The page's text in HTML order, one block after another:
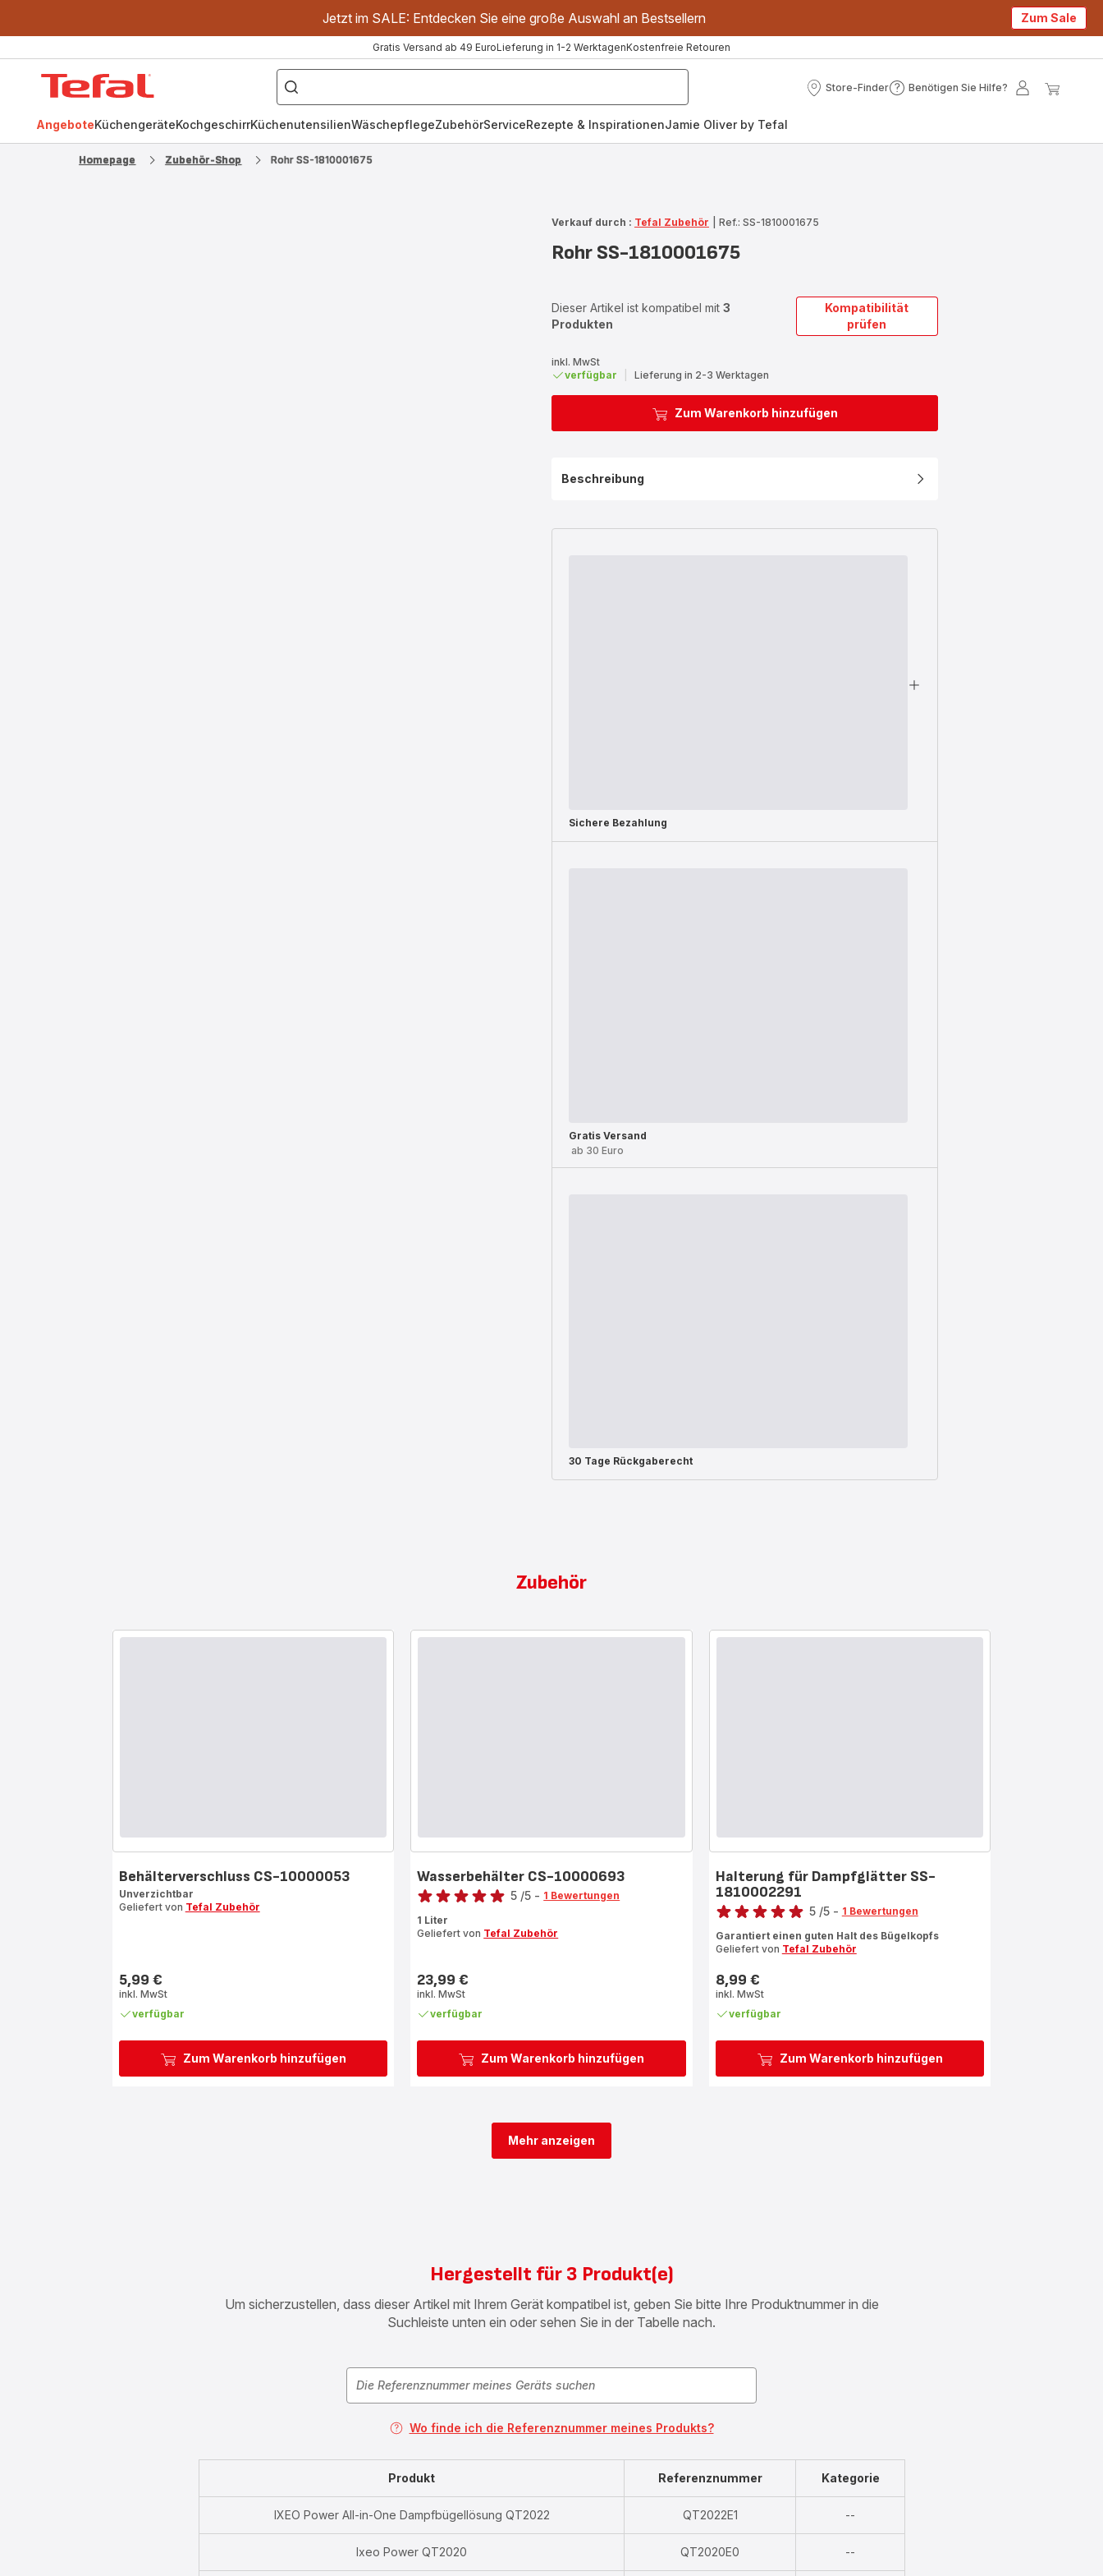
Jetzt im SALE: Entdecken Sie eine große Auswahl an Bestsellern Zum Sale
Gratis Versand ab 49 EuroLieferung in 1-2 WerktagenKostenfreie Retouren
["OptiGrill","Easy
Fry","Pfanne"]
Store-Finder
Store-
Benötigen Sie Hilfe?
Benötigen
Mein
AngeboteKüchengeräteKochgeschirrKüchenutensilienWäschepflegeZubehörServiceRezepte & InspirationenJamie Oliver by Tefal
Homepage Zubehör-Shop Rohr SS-1810001675
Verkauf durch : Tefal Zubehör Ref.: SS-1810001675
Rohr SS-1810001675
Dieser Artikel ist kompatibel mit 3
Produkten
Kompatibilität
prüfen
inkl. MwSt
verfügbar
Lieferung in 2-3 Werktagen
Zum Warenkorb hinzufügen
Beschreibung
Sichere Bezahlung
Gratis Versand
ab 30 Euro
30 Tage Rückgaberecht
Zubehör
Zum Warenkorb hinzufügen
Behälterverschluss CS-10000053
Unverzichtbar
Geliefert von Tefal Zubehör
Preis
5,99 €
inkl. MwSt
verfügbar
Zum Warenkorb hinzufügen
Wasserbehälter CS-10000693
Bewertung
mit
(Durchschnitt)
5 /5 - 1 Bewertungen
1 Liter
Geliefert von Tefal Zubehör
Preis
23,99 €
inkl. MwSt
verfügbar
Zum Warenkorb hinzufügen
Halterung für Dampfglätter SS-
1810002291
Bewertung
mit
Sternen
(Durchschnitt)
5 /5 - 1 Bewertungen
Garantiert einen guten Halt des Bügelkopfs
Geliefert von Tefal Zubehör
Preis
8,99 €
inkl. MwSt
verfügbar
Mehr anzeigen
Hergestellt für 3 Produkt(e)
Um sicherzustellen, dass dieser Artikel mit Ihrem Gerät kompatibel ist, geben Sie bitte Ihre Produktnummer in die
Suchleiste unten ein oder sehen Sie in der Tabelle nach.
Wo finde ich die Referenznummer meines Produkts?
Produkt Referenznummer Kategorie
IXEO Power All-in-One Dampfbügellösung QT2022 QT2022E1 --
verfügbar
Ixeo Power QT2020
QT2020E0 --
verfügbar